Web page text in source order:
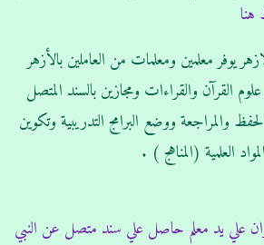
يوفر معلمين ومعلمات من العاملين بالأزهر
القرآن والقراءات ومجازين بالسند المتصل
والمراجعة ووضع البرامج التدريبية وتكوين
المواد العلمية (المناهج ) .
علي يد معلم حاصل علي سند متصل عن النبي